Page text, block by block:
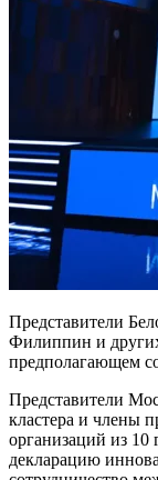
Представители
Филиппин и
предполагающем
Представители
кластера и члены
организаций из 10
декларацию